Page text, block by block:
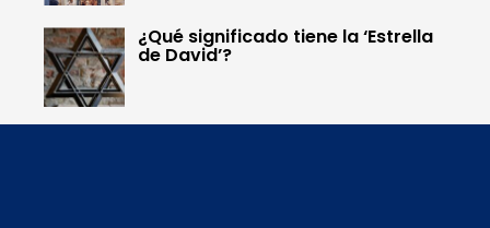
¿Qué significado tiene la ‘Estrella
de David’?